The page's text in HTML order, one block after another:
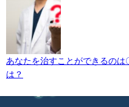
あなたを治すことができるのは
は？